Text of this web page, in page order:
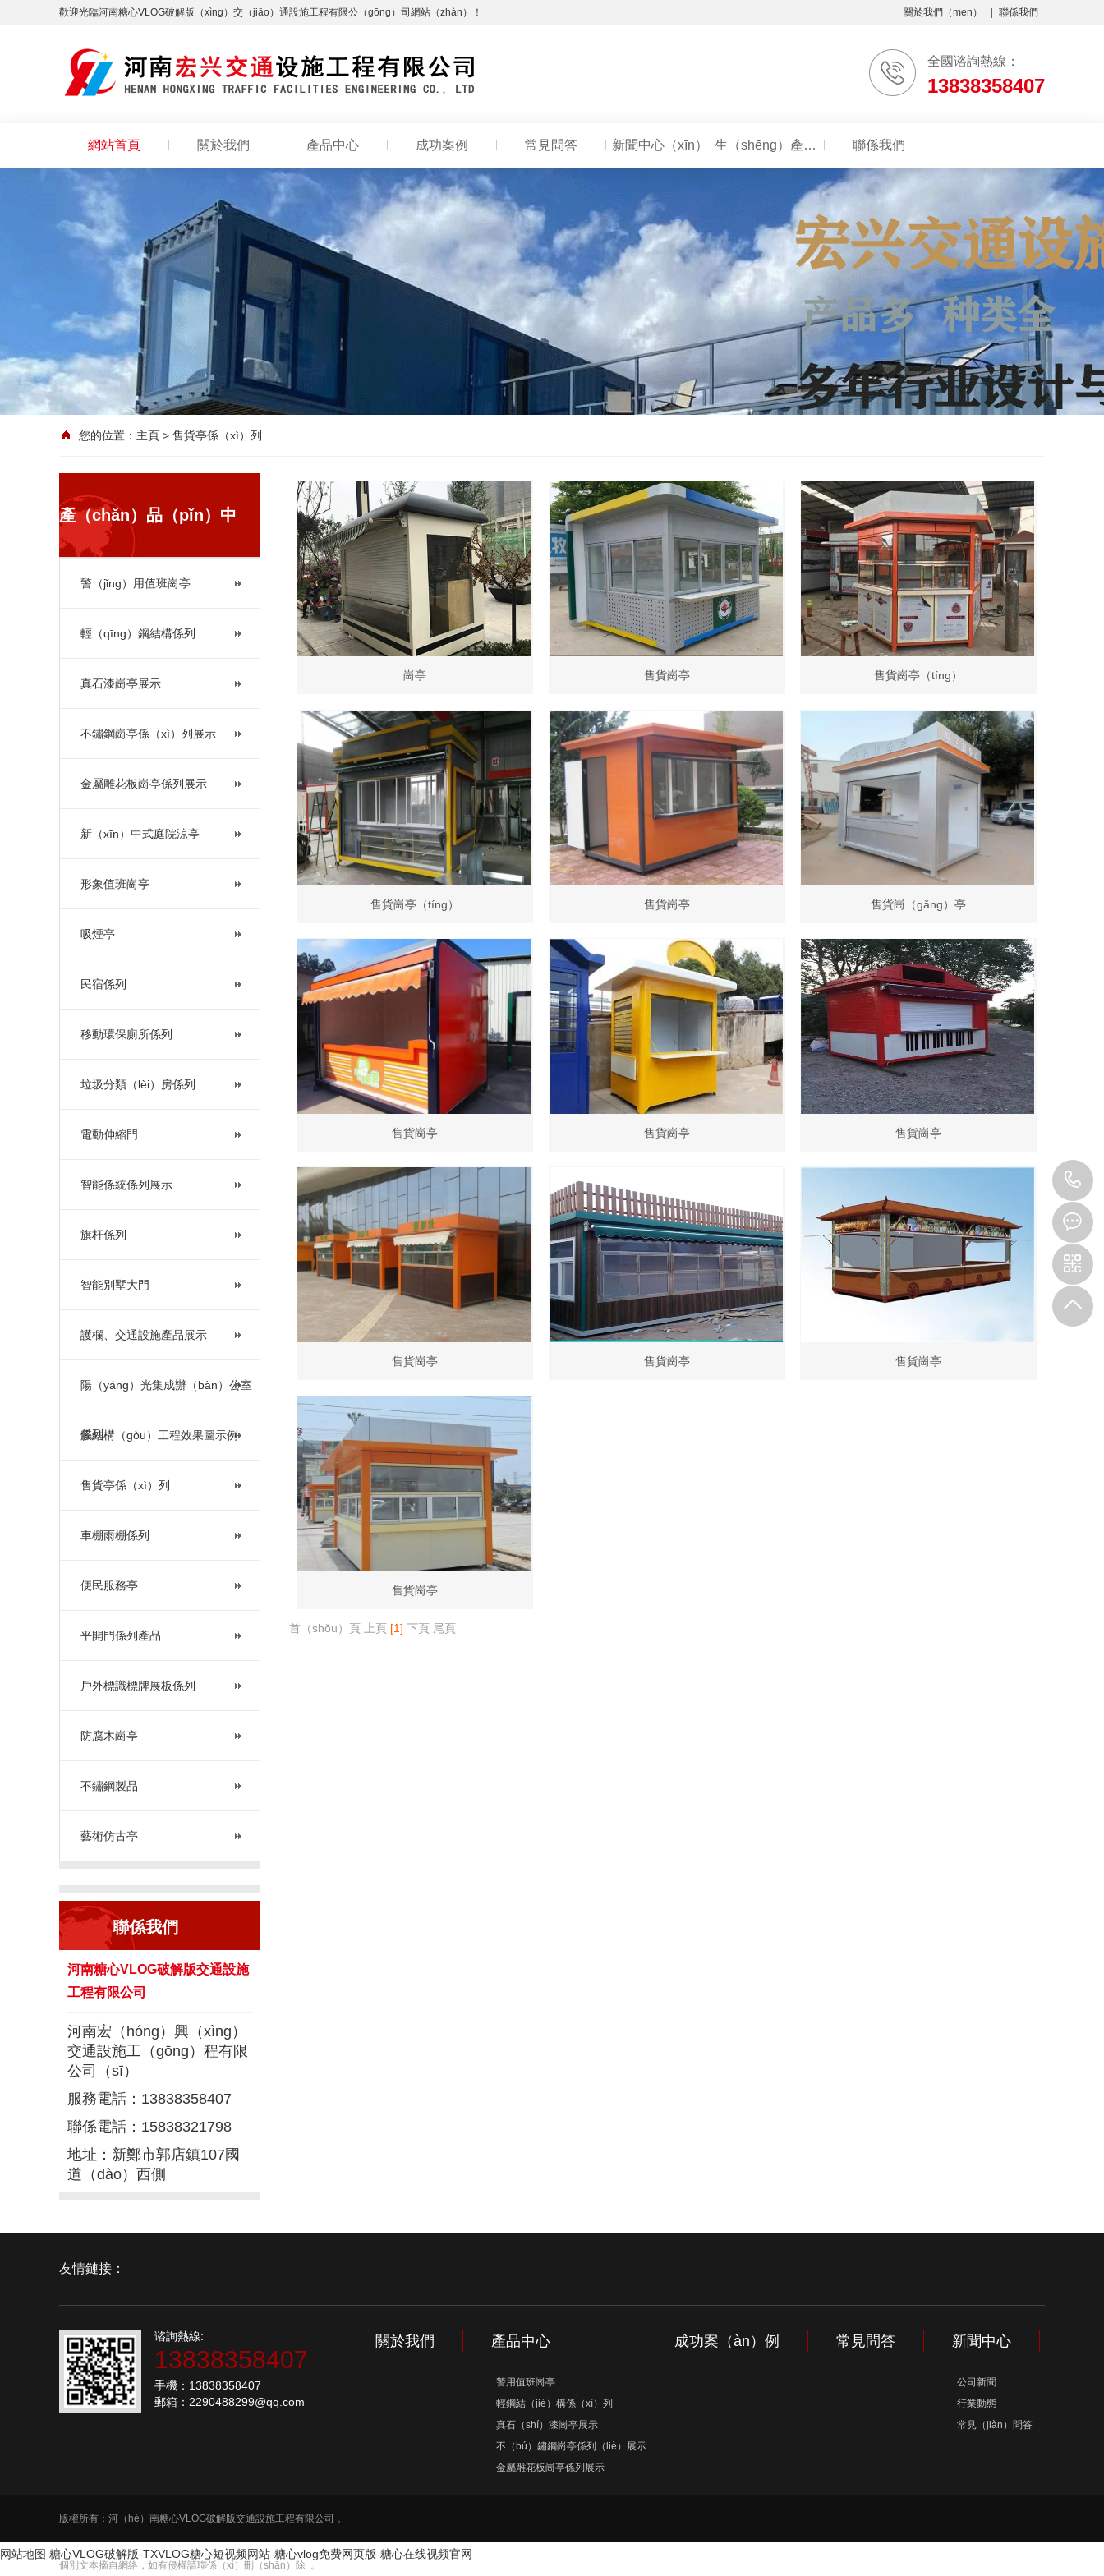
歡迎光臨河南糖心VLOG破解版（xìng）交（jiāo）通設施工程有限公（gōng）司網站（zhàn）！ 關於我們（men） 聯係我們
全國谘詢熱線：
13838358407
網站首頁 關於我們 產品中心 成功案例 常見問答 新聞中心（xīn） 生（shēng）產環境 聯係我們
您的位置： 主頁 > 售貨亭係（xì）列
產（chǎn）品（pǐn）中
警（jǐng）用值班崗亭
輕（qīng）鋼結構係列
真石漆崗亭展示
不鏽鋼崗亭係（xì）列展示
金屬雕花板崗亭係列展示
新（xīn）中式庭院涼亭
形象值班崗亭
吸煙亭
民宿係列
移動環保廁所係列
垃圾分類（lèi）房係列
電動伸縮門
智能係統係列展示
旗杆係列
智能別墅大門
護欄、交通設施產品展示
陽（yáng）光集成辦（bàn）公室
係列
膜結構（gòu）工程效果圖示例
售貨亭係（xì）列
車棚雨棚係列
便民服務亭
平開門係列產品
戶外標識標牌展板係列
防腐木崗亭
不鏽鋼製品
藝術仿古亭
聯係我們
河南糖心VLOG破解版交通設施
工程有限公司
河南宏（hóng）興（xìng）
交通設施工（gōng）程有限
公司（sī）
服務電話：13838358407
聯係電話：15838321798
地址：新鄭市郭店鎮107國
道（dào）西側
崗亭 售貨崗亭 售貨崗亭（tíng）
售貨崗亭（tíng） 售貨崗亭 售貨崗（gǎng）亭
售貨崗亭 售貨崗亭 售貨崗亭
售貨崗亭 售貨崗亭 售貨崗亭
售貨崗亭
首（shǒu）頁 上頁 [1] 下頁 尾頁
友情鏈接：
谘詢熱線:
13838358407
手機：13838358407
郵箱：2290488299@qq.com
關於我們 產品中心
警用值班崗亭
輕鋼結（jié）構係（xì）列
真石（shí）漆崗亭展示
不（bú）鏽鋼崗亭係列（liè）展示
金屬雕花板崗亭係列展示
成功案（àn）例 常見問答 新聞中心
公司新聞
行業動態
常見（jiàn）問答
版權所有：河（hé）南糖心VLOG破解版交通設施工程有限公司 。
個別文本摘自網絡，如有侵權請聯係（xì）刪（shān）除 。
网站地图 糖心VLOG破解版-TXVLOG糖心短视频网站-糖心vlog免费网页版-糖心在线视频官网